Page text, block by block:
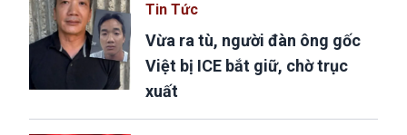
Tin Tức
Vừa ra tù, người đàn ông gốc
Việt bị ICE bắt giữ, chờ trục
xuất